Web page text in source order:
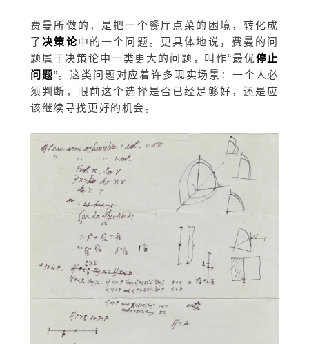
费曼所做的，是把一个餐厅点菜的困境，转化成
了决策论中的一个问题。更具体地说，费曼的问
题属于决策论中一类更大的问题，叫作“最优停止
问题”。这类问题对应着许多现实场景：一个人必
须判断，眼前这个选择是否已经足够好，还是应
该继续寻找更好的机会。